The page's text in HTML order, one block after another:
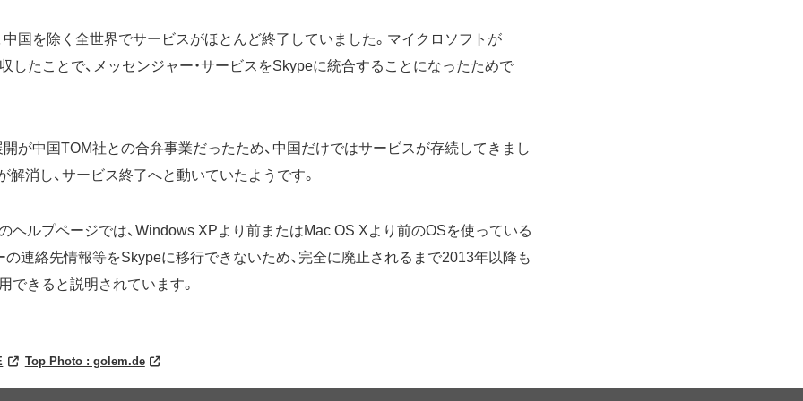
中国を除く全世界でサービスがほとんど終了していました。マイクロソフトが
したことで、メッセンジャー・サービスをSkypeに統合することになったためで
開が中国TOM社との合弁事業だったため、中国だけではサービスが存続してきまし
解消し、サービス終了へと動いていたようです。
ヘルプページでは、Windows XPより前またはMac OS Xより前のOSを使っている
の連絡先情報等をSkypeに移行できないため、完全に廃止されるまで2013年以降も
できると説明されています。
Top Photo : golem.de